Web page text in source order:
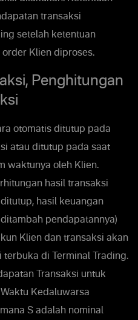
transaksi
setelah ketentuan
Klien diproses.
Penghitungan
otomatis ditutup pada
atau ditutup pada saat
waktunya oleh Klien.
hasil transaksi
hasil keuangan
pendapatannya)
Klien dan transaksi akan
di Terminal Trading.
Transaksi untuk
Kedaluwarsa
S adalah nominal